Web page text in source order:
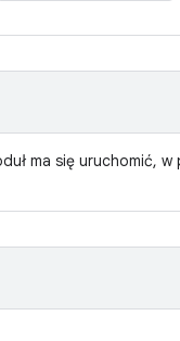
ma się uruchomić,